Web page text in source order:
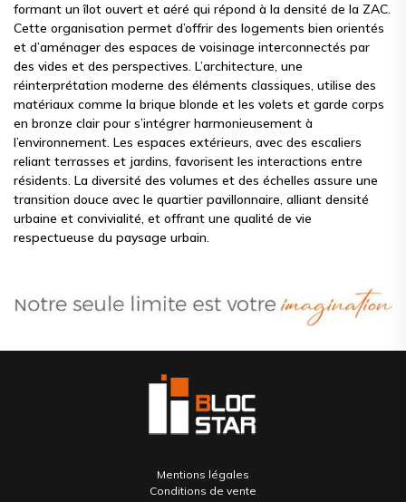
formant un îlot ouvert et aéré qui répond à la densité de la ZAC.
Cette organisation permet d’offrir des logements bien orientés
et d’aménager des espaces de voisinage interconnectés par
des vides et des perspectives. L’architecture, une
réinterprétation moderne des éléments classiques, utilise des
matériaux comme la brique blonde et les volets et garde corps
en bronze clair pour s’intégrer harmonieusement à
l’environnement. Les espaces extérieurs, avec des escaliers
reliant terrasses et jardins, favorisent les interactions entre
résidents. La diversité des volumes et des échelles assure une
transition douce avec le quartier pavillonnaire, alliant densité
urbaine et convivialité, et offrant une qualité de vie
respectueuse du paysage urbain.
Mentions légales
Conditions de vente